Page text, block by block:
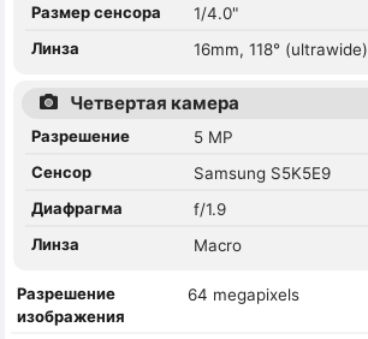
Размер сенсора
1/4.0"
Линза
16mm, 118° (ultrawide)
Четвертая камера
Разрешение
5 MP
Сенсор
Samsung S5K5E9
Диафрагма
f/1.9
Линза
Macro
Разрешение
изображения
64 megapixels